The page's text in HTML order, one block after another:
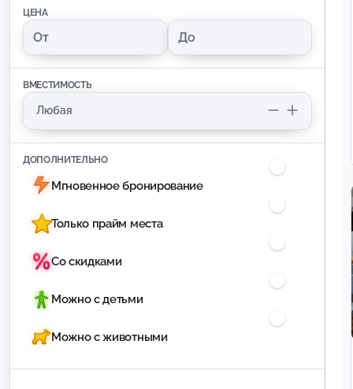
ЦЕНА
ВМЕСТИМОСТЬ
ДОПОЛНИТЕЛЬНО
Мгновенное бронирование
Только прайм места
Со скидками
Можно с детьми
Можно с животными